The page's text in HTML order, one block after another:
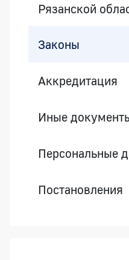
Рязанской
Законы
Аккредитация
Иные
Персональные
Постановления